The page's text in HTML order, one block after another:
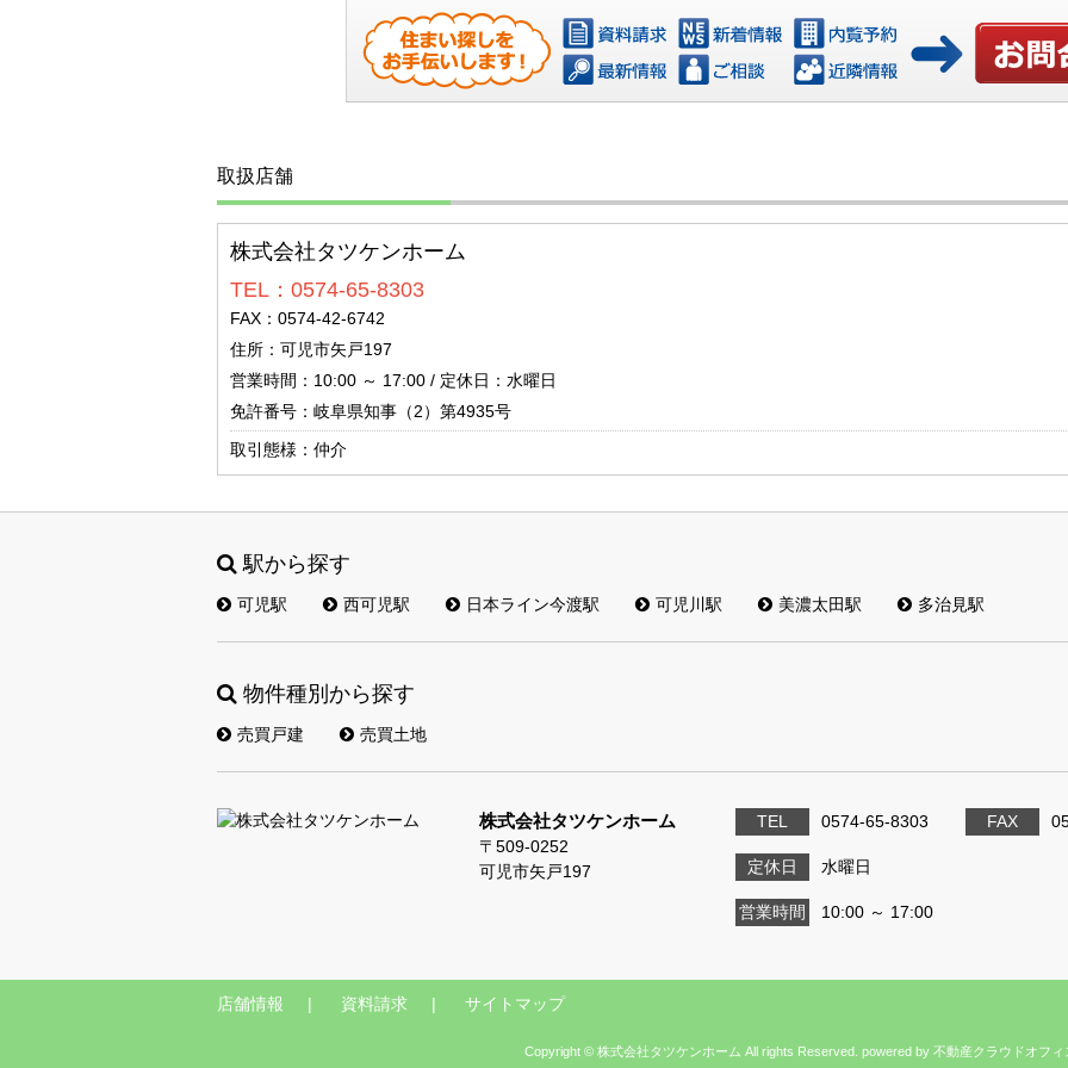
取扱店舗
株式会社タツケンホーム
TEL：0574-65-8303
FAX：0574-42-6742
住所：可児市矢戸197
営業時間：10:00 ～ 17:00 / 定休日：水曜日
免許番号：岐阜県知事（2）第4935号
取引態様：仲介
駅から探す
可児駅 西可児駅 日本ライン今渡駅 可児川駅 美濃太田駅 多治見駅
物件種別から探す
売買戸建 売買土地
株式会社タツケンホーム
〒509-0252
可児市矢戸197
TEL 0574-65-8303 FAX
定休日 水曜日
営業時間 10:00 ～ 17:00
店舗情報 資料請求 サイトマップ
Copyright © 株式会社タツケンホーム All rights Reserved. powered by 不動産クラウドオフィ